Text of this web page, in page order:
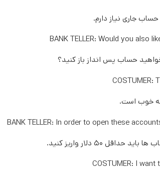
جاری نیاز دارم.
BANK TELLER: Would you also
حساب پس انداز باز کنید؟
COSTUMER:
خوب است.
BANK TELLER: In order to open these
۵۰ دلار واریز کنید.
COSTUMER: I